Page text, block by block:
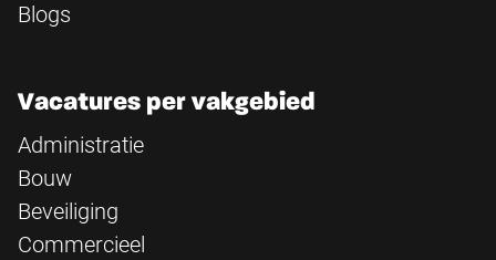
Blogs
Vacatures per vakgebied
Administratie
Bouw
Beveiliging
Commercieel